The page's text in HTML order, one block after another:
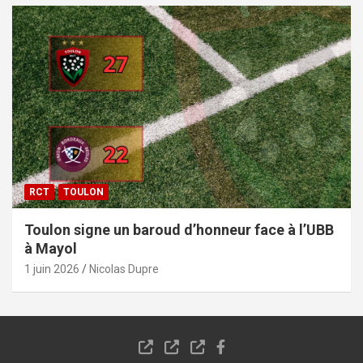
RCT TOULON
Toulon signe un baroud d’honneur face à l’UBB
à Mayol
1 juin 2026 Nicolas Dupre